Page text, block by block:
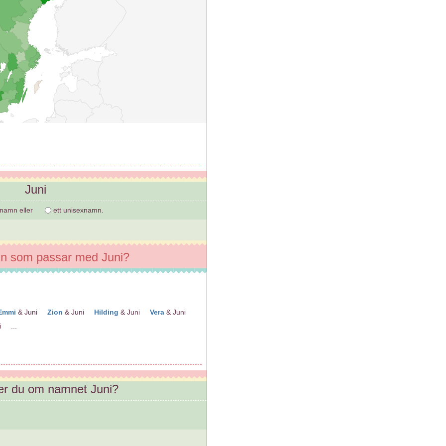
Juni
eller ett unisexnamn.
som passar med Juni?
& Juni Zion & Juni Hilding & Juni Vera & Juni
...
du om namnet Juni?